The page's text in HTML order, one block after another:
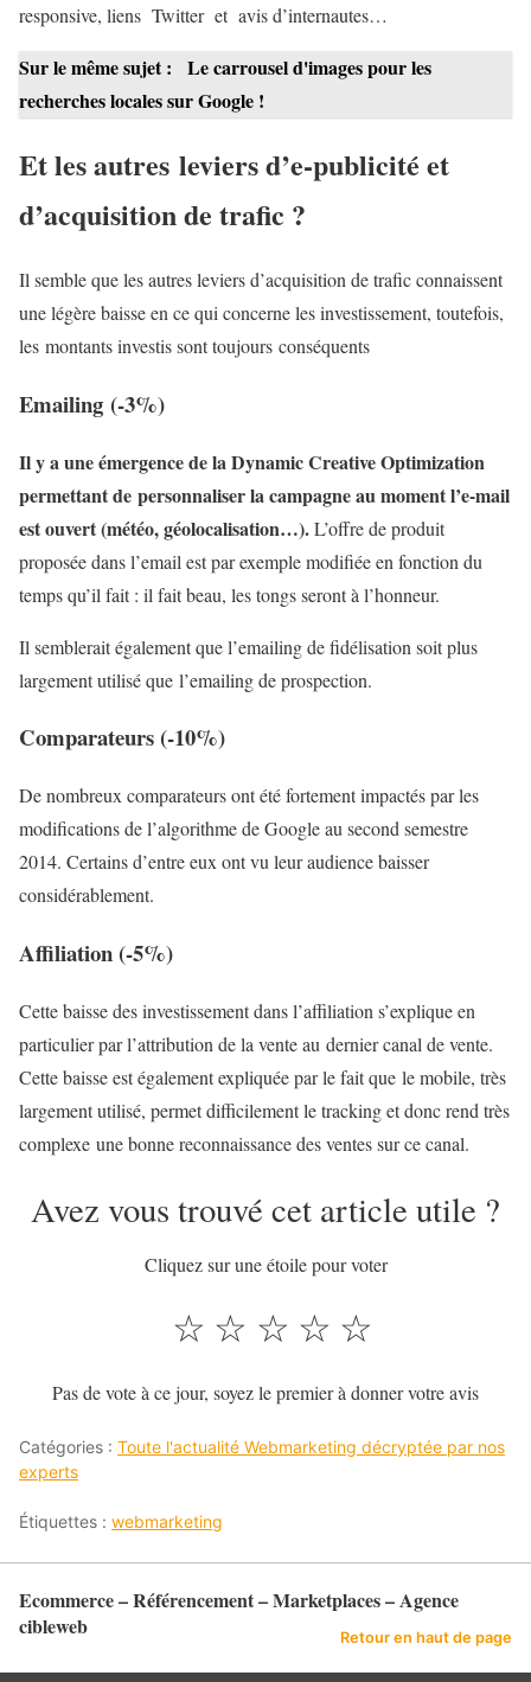
responsive, liens Twitter et avis d’internautes…
Sur le même sujet :
Le carrousel d'images pour les
recherches locales sur Google !
Et les autres leviers d’e-publicité et
d’acquisition de trafic ?
Il semble que les autres leviers d’acquisition de trafic connaissent
une légère baisse en ce qui concerne les investissement, toutefois,
les montants investis sont toujours conséquents
Emailing (-3%)
Il y a une émergence de la Dynamic Creative Optimization
permettant de personnaliser la campagne au moment l’e-mail
est ouvert (météo, géolocalisation…).L’offre de produit
proposée dans l’email est par exemple modifiée en fonction du
temps qu’il fait : il fait beau, les tongs seront à l’honneur.
Il semblerait également que l’emailing de fidélisation soit plus
largement utilisé que l’emailing de prospection.
Comparateurs (-10%)
De nombreux comparateurs ont été fortement impactés par les
modifications de l’algorithme de Google au second semestre
2014. Certains d’entre eux ont vu leur audience baisser
considérablement.
Affiliation (-5%)
Cette baisse des investissement dans l’affiliation s’explique en
particulier par l’attribution de la vente au dernier canal de vente.
Cette baisse est également expliquée par le fait que le mobile, très
largement utilisé, permet difficilement le tracking et donc rend très
complexe une bonne reconnaissance des ventes sur ce canal.
Avez vous trouvé cet article utile ?
Cliquez sur une étoile pour voter
☆
☆
☆
☆
☆
Pas de vote à ce jour, soyez le premier à donner votre avis
Catégories : Toute l'actualité Webmarketing décryptée par nos
experts
Étiquettes : webmarketing
Ecommerce – Référencement – Marketplaces – Agence
cibleweb
Retour en haut de page